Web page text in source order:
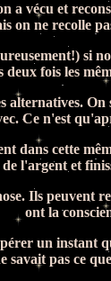
a vécu et
ne recolle
si
deux fois les
Ce n'est
cette
l'argent et
Ils
ont la
un
savait pas ce